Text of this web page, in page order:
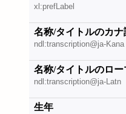
xl:prefLabel
名称/タイトルのカナ
ndl:transcription@ja-Kana
名称/タイトルのロ
ndl:transcription@ja-Latn
生年